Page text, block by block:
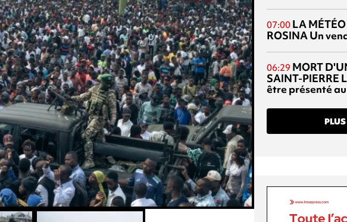
07:00 LA
ROSINAUn
06:29 MORT
SAINT-PIERRE
être présenté
PLUS